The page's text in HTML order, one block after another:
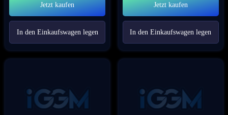
Jetzt kaufen
In den Einkaufswagen legen
Jetzt kaufen
In den Einkaufswagen legen